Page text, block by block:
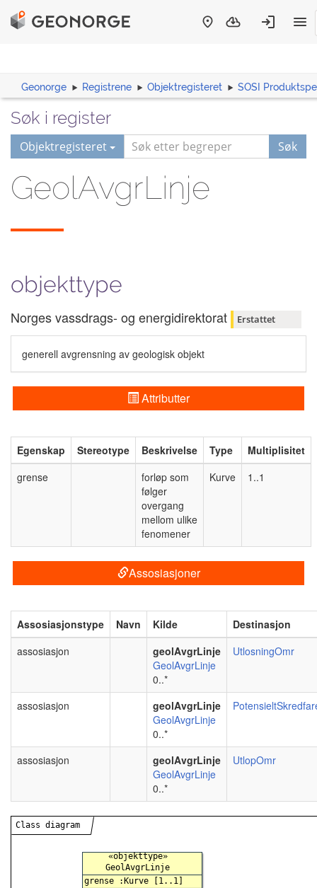
Geonorge Registrene Objektregisteret SOSI
Søk i register
Objektregisteret Søk
GeolAvgrLinje
objekttype
Norges vassdrags- og energidirektorat Erstattet
generell avgrensning av geologisk objekt
Attributter
Egenskap Stereotype Beskrivelse Type
Multiplisitet
grense
forløp som
følger
overgang
mellom ulike
fenomener
Kurve 1..1
Assosiasjoner
Assosiasjonstype Navn Kilde
Destinasjon
assosiasjon
geolAvgrLinje
GeolAvgrLinje
0..*
UtlosningOmr
assosiasjon
geolAvgrLinje
GeolAvgrLinje
0..*
assosiasjon
geolAvgrLinje
GeolAvgrLinje
0..*
UtlopOmr